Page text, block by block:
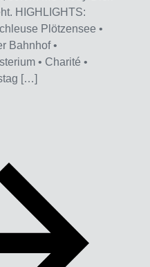
HIGHLIGHTS:
Plötzensee •
Bahnhof •
• Charité •
[…]